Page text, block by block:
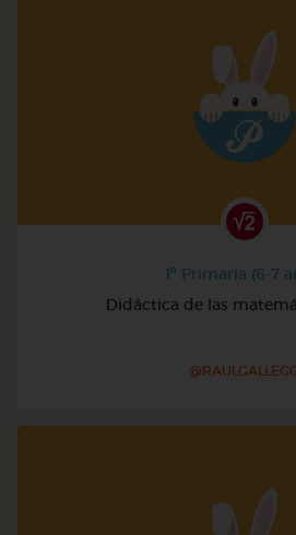
1º Primaria (6-7
Didáctica de las